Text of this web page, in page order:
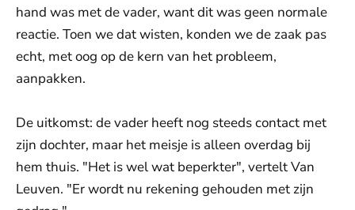
hand was met de vader, want dit was geen normale
reactie. Toen we dat wisten, konden we de zaak pas
echt, met oog op de kern van het probleem,
aanpakken.
De uitkomst: de vader heeft nog steeds contact met
zijn dochter, maar het meisje is alleen overdag bij
hem thuis. "Het is wel wat beperkter", vertelt Van
Leuven. "Er wordt nu rekening gehouden met zijn